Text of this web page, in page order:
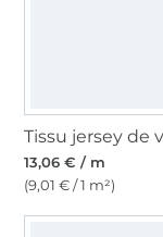
13,06 € / m
(9,01 € / 1 m²)